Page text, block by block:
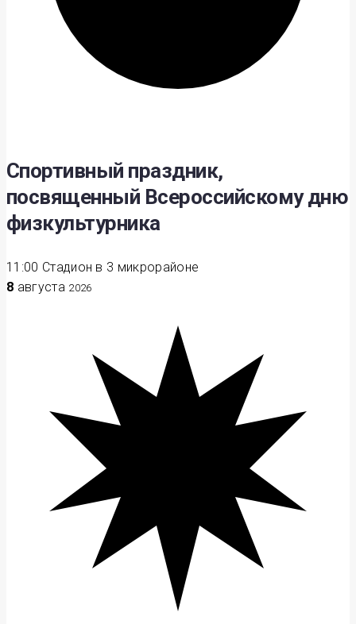
Спортивный праздник,
посвященный Всероссийскому дню
физкультурника
11:00 Стадион в 3 микрорайоне
8 августа 2026